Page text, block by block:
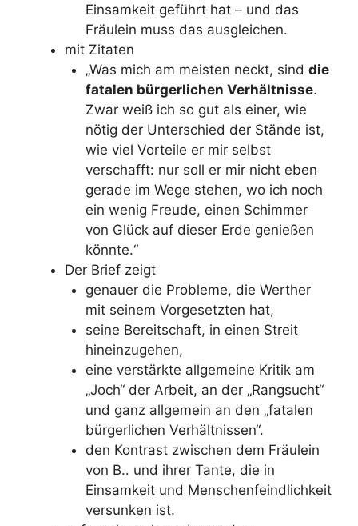
Einsamkeit geführt hat – und das
Fräulein muss das ausgleichen.
mit Zitaten
„Was mich am meisten neckt, sind die
fatalen bürgerlichen Verhältnisse.
Zwar weiß ich so gut als einer, wie
nötig der Unterschied der Stände ist,
wie viel Vorteile er mir selbst
verschafft: nur soll er mir nicht eben
gerade im Wege stehen, wo ich noch
ein wenig Freude, einen Schimmer
von Glück auf dieser Erde genießen
könnte.“
Der Brief zeigt
genauer die Probleme, die Werther
mit seinem Vorgesetzten hat,
seine Bereitschaft, in einen Streit
hineinzugehen,
eine verstärkte allgemeine Kritik am
„Joch“ der Arbeit, an der „Rangsucht“
und ganz allgemein an den „fatalen
bürgerlichen Verhältnissen“.
den Kontrast zwischen dem Fräulein
von B.. und ihrer Tante, die in
Einsamkeit und Menschenfeindlichkeit
versunken ist.